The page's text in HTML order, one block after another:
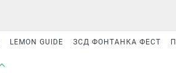
LEMON GUIDE ЗСД ФОНТАНКА ФЕСТ